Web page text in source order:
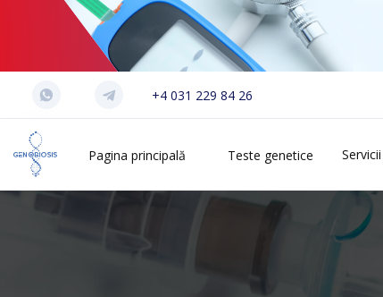
+4 031 229 84 26
Pagina principală Teste genetice Servicii